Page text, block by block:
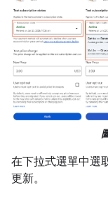
在下拉式選單中選
更新。